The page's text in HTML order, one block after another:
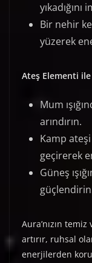
yıkadığını
Bir nehir
yüzerek
Ateş Elementi
Mum
arındırın.
Kamp
geçirerek
Güneş
Aura’nızın
artırır, ruhsal
enerjilerden